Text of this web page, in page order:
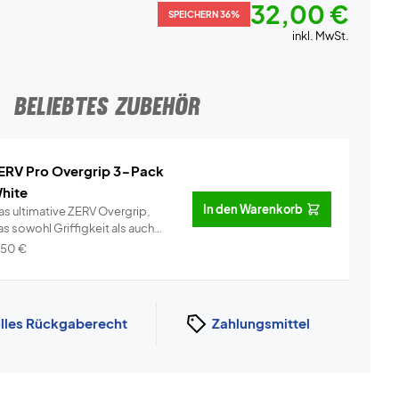
SPEICHERN 36% 32,00 €
inkl. MwSt.
BELIEBTES ZUBEHÖR
Pro Overgrip 3-Pack
ultimative ZERV Overgrip,
sowohl Griffigkeit als auch
€
In den Warenkorb
Rückgaberecht Zahlungsmittel